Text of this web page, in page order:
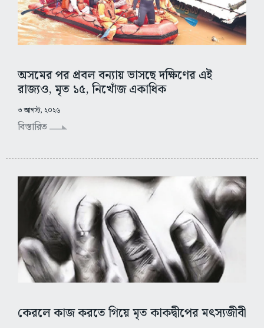
অসমের পর প্রবল বন্যায় ভাসছে দক্ষিণের এই
রাজ্যও, মৃত ১৫, নিখোঁজ একাধিক
৩ আগস্ট, ২০২৬
বিস্তারিত
কেরলে কাজ করতে গিয়ে মৃত কাকদ্বীপের মৎস্যজীবী